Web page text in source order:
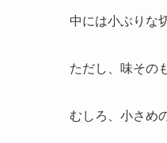
中には小ぶりな
ただし、味その
むしろ、小さめ